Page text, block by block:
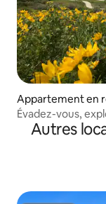
Appartement en
Évadez-vous,
Huntsville
Autres